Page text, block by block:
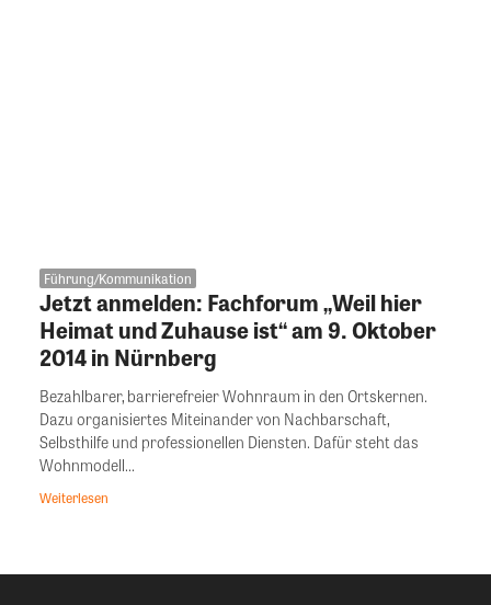
Führung/Kommunikation
Jetzt anmelden: Fachforum „Weil hier
Heimat und Zuhause ist“ am 9. Oktober
2014 in Nürnberg
Bezahlbarer, barrierefreier Wohnraum in den Ortskernen.
Dazu organisiertes Miteinander von Nachbarschaft,
Selbsthilfe und professionellen Diensten. Dafür steht das
Wohnmodell...
Weiterlesen